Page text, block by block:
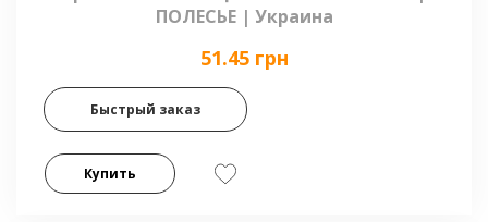
ПОЛЕСЬЕ | Украина
51.45 грн
Быстрый заказ
Купить